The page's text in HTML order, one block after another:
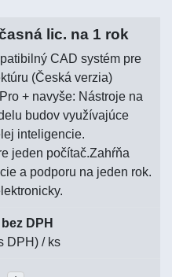
lic. na 1 rok
CAD systém pre
(Česká verzia)
+ navyše: Nástroje na
budov využívajúce
inteligencie.
jeden počítač.Zahŕňa
a podporu na jeden rok.
DPH
DPH) / ks